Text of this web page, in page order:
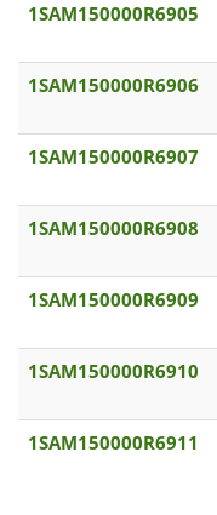
1SAM150000R6905
1SAM150000R6906
1SAM150000R6907
1SAM150000R6908
1SAM150000R6909
1SAM150000R6910
1SAM150000R6911